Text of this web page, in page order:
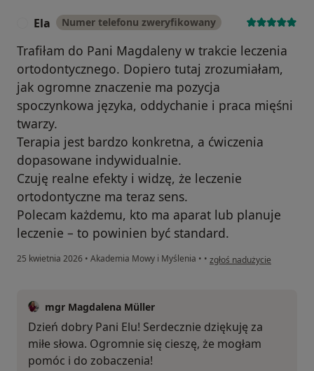
Ela Numer telefonu zweryfikowany
Trafiłam do Pani Magdaleny w trakcie leczenia
ortodontycznego. Dopiero tutaj zrozumiałam,
jak ogromne znaczenie ma pozycja
spoczynkowa języka, oddychanie i praca mięśni
twarzy.
Terapia jest bardzo konkretna, a ćwiczenia
dopasowane indywidualnie.
Czuję realne efekty i widzę, że leczenie
ortodontyczne ma teraz sens.
Polecam każdemu, kto ma aparat lub planuje
leczenie – to powinien być standard.
25 kwietnia 2026 • Akademia Mowy i Myślenia • • w opinii użytkownika Ela
zgłoś nadużycie
mgr Magdalena Müller
Dzień dobry Pani Elu! Serdecznie dziękuję za
miłe słowa. Ogromnie się cieszę, że mogłam
pomóc i do zobaczenia!